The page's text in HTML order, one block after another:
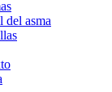
del asma